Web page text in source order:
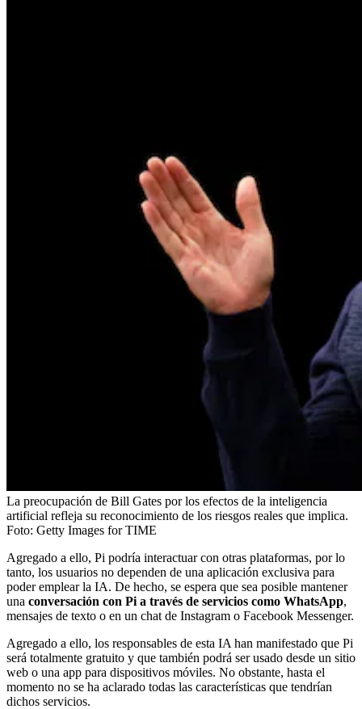
La preocupación de Bill Gates por los efectos de la inteligencia
artificial refleja su reconocimiento de los riesgos reales que implica.
Foto: Getty Images for TIME
Agregado a ello, Pi podría interactuar con otras plataformas, por lo
tanto, los usuarios no dependen de una aplicación exclusiva para
poder emplear la IA. De hecho, se espera que sea posible mantener
una conversación con Pi a través de servicios como WhatsApp,
mensajes de texto o en un chat de Instagram o Facebook Messenger.
Agregado a ello, los responsables de esta IA han manifestado que Pi
será totalmente gratuito y que también podrá ser usado desde un sitio
web o una app para dispositivos móviles. No obstante, hasta el
momento no se ha aclarado todas las características que tendrían
dichos servicios.